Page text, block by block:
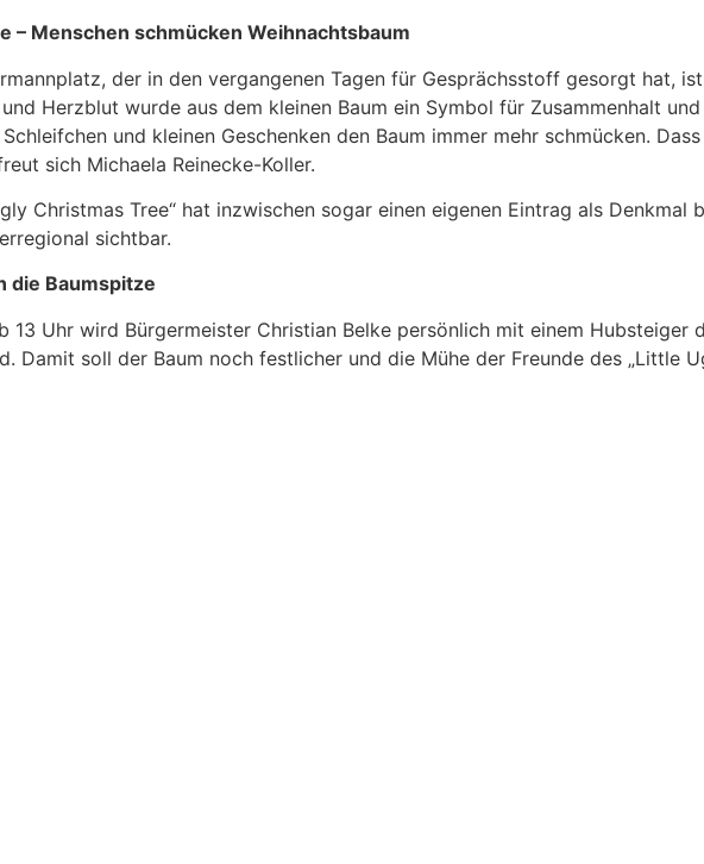
– Menschen schmücken Weihnachtsbaum
der in den vergangenen Tagen für Gesprächsstoff gesorgt hat,
Herzblut wurde aus dem kleinen Baum ein Symbol für Zusammenhalt
und kleinen Geschenken den Baum immer mehr schmücken.
sich Michaela Reinecke-Koller.
Christmas Tree“ hat inzwischen sogar einen eigenen Eintrag als
sichtbar.
die Baumspitze
13 Uhr wird Bürgermeister Christian Belke persönlich mit einem
Damit soll der Baum noch festlicher und die Mühe der Freunde des „Little